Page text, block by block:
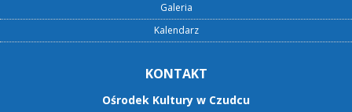
Galeria
Kalendarz
KONTAKT
Ośrodek Kultury w Czudcu